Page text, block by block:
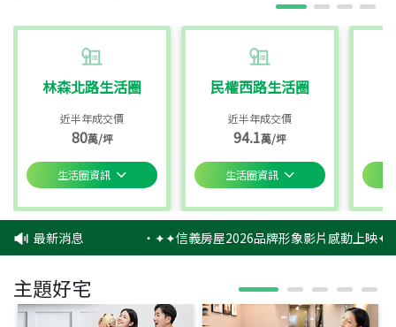
林森北路生活圈
近半年成交價
80萬/坪
生活圈資訊
民權西路生活圈
近半年成交價
94.1萬/坪
生活圈資訊
最新消息 ‧✦✦信義房屋2026品牌形象影片感動上映✦✦
主題好宅